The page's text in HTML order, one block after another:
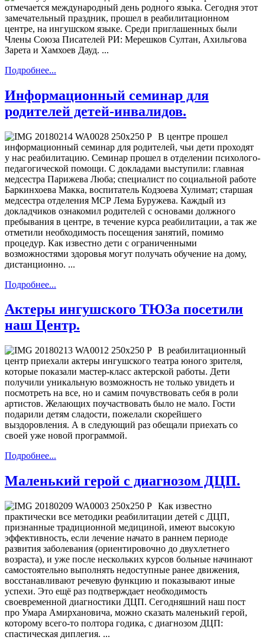
отмечается международный день родного языка. Сегодня этот
замечательный праздник, прошел в реабилитационном
центре, на ингушском языке. Среди приглашенных были
Члены Союза Писателей РИ: Мерешков Султан, Ахильгова
Зарета и Хамхоев Дауд. ...
Подробнее...
Информационный семинар для
родителей детей-инвалидов.
В центре прошел
информационный семинар для родителей, чьи дети проходят
у нас реабилитацию. Семинар прошел в отделении психолого-
педагогической помощи. С докладами выступили: главная
медсестра Парижева Люба; специалист по социальной работе
Баркинхоева Макка, воспитатель Кодзоева Хулимат; старшая
медсестра отделения МСР Лема Буружева. Каждый из
докладчиков ознакомил родителей с основами должного
пребывания в центре, в течение курса реабилитации, а так же
отметили необходимость посещения занятий, помимо
процедур. Как известно дети с ограниченными
возможностями здоровья могут получать обучение на дому,
дистанционно. ...
Подробнее...
Актеры ингушского ТЮЗа посетили
наш Центр.
В реабилитационный
центр приехали актеры ингушского театра юного зрителя,
которые показали мастер-класс актерской работы. Дети
получили уникальную возможность не только увидеть и
посмотреть на все, но и самим почувствовать себя в роли
артистов. Желающих поучаствовать было не мало. Гости
подарили детям сладости, пожелали скорейшего
выздоровления. А в следующий раз обещали приехать со
своей уже новой программой.
Подробнее...
Маленький герой с диагнозом ДЦП.
Как известно
практически все методики реабилитации детей с ДЦП,
признанные традиционной медициной, имеют высокую
эффективность, если лечение начато в раннем периоде
развития заболевания (ориентировочно до двухлетнего
возраста), и уже после нескольких курсов больные начинают
самостоятельно выполнять недоступные ранее движения,
восстанавливают речевую функцию и показывают иные
успехи. Это ещё раз подтверждает необходимость
своевременной диагностики ДЦП. Сегодняшний наш пост
про Умара Амирхановича, можно сказать маленький герой,
которому всего-то полтора годика, с диагнозом ДЦП:
спастическая диплегия. ...